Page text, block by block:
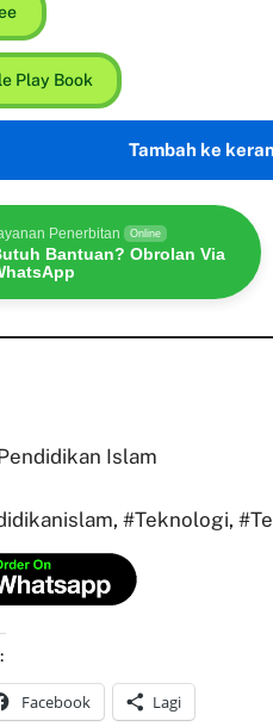
Play Book
Tambah ke
Penerbitan Online
Bantuan? Obrolan Via
Islam
,#Teknologi,
Facebook Lagi